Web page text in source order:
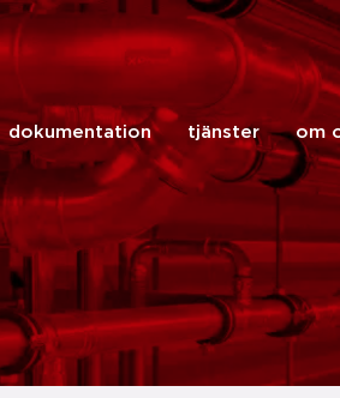
stäng
dokumentation tjänster om